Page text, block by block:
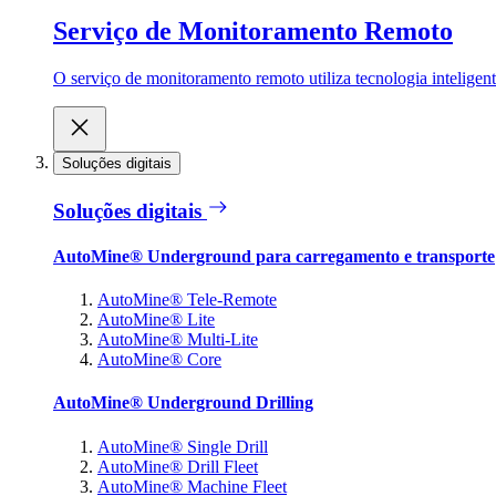
Serviço de Monitoramento Remoto
O serviço de monitoramento remoto utiliza tecnologia
Soluções digitais
Soluções digitais
AutoMine® Underground para carregamento e transporte
AutoMine® Tele-Remote
AutoMine® Lite
AutoMine® Multi-Lite
AutoMine® Core
AutoMine® Underground Drilling
AutoMine® Single Drill
AutoMine® Drill Fleet
AutoMine® Machine Fleet